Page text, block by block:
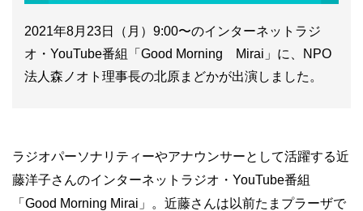
2021年8月23日（月）9:00〜のインターネットラジ
オ・YouTube番組「Good Morning Mirai」に、NPO
法人森ノオト理事長の北原まどかが出演しました。
ラジオパーソナリティーやアナウンサーとして活躍する近
藤洋子さんのインターネットラジオ・YouTube番組
「Good Morning Mirai」。近藤さんは以前たまプラーザで